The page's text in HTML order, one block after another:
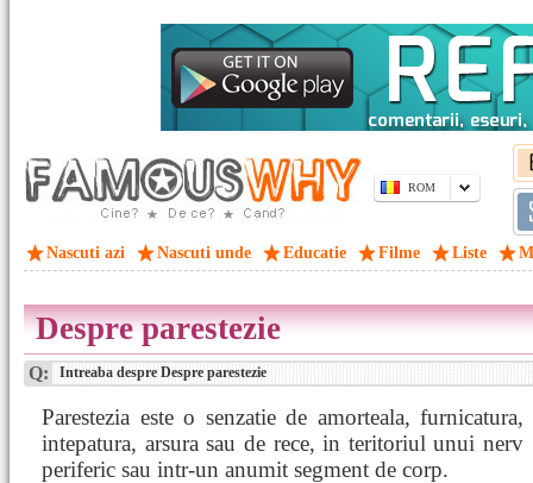
ROM
Nascuti azi Nascuti unde Educatie Filme Liste
Despre parestezie
Q: Intreaba despre Despre parestezie
Parestezia este o senzatie de amorteala, furnicatura,
intepatura, arsura sau de rece, in teritoriul unui nerv
periferic sau intr-un anumit segment de corp.